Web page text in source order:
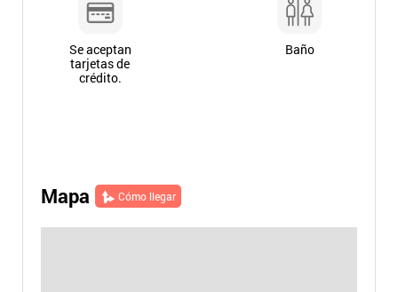
Se aceptan
tarjetas de
crédito.
Baño
Mapa Cómo llegar